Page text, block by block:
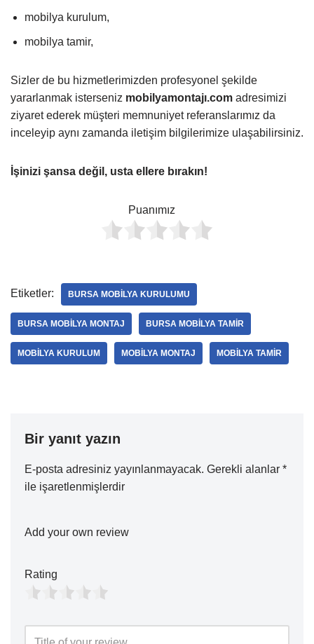
mobilya kurulum,
mobilya tamir,
Sizler de bu hizmetlerimizden profesyonel şekilde
yararlanmak isterseniz mobilyamontajı.com adresimizi
ziyaret ederek müşteri memnuniyet referanslarımız da
inceleyip aynı zamanda iletişim bilgilerimize ulaşabilirsiniz.
İşinizi şansa değil, usta ellere bırakın!
Puanımız
Etiketler: BURSA MOBILYA KURULUMU
BURSA MOBILYA MONTAJ BURSA MOBILYA TAMIR
MOBILYA KURULUM MOBILYA MONTAJ MOBILYA TAMIR
Bir yanıt yazın
E-posta adresiniz yayınlanmayacak. Gerekli alanlar *
ile işaretlenmişlerdir
Add your own review
Rating